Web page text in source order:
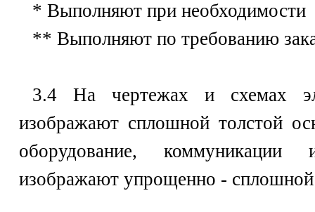
* Выполняют при необходимости
** Выполняют по требованию
3.4 На чертежах и схемах
изображают сплошной толстой
оборудование, коммуникации
изображают упрощенно - сплошной